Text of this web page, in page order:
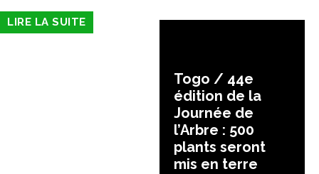
LIRE LA SUITE
Togo / 44e
édition de la
Journée de
l’Arbre : 500
plants seront
mis en terre